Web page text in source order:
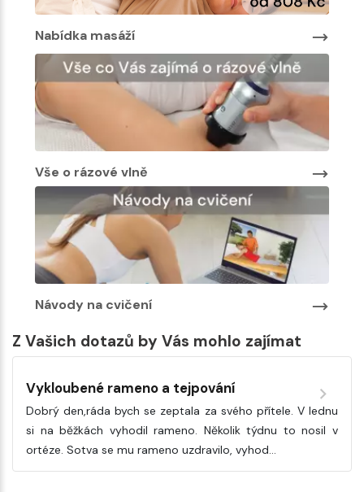
Nabídka masáží
Vše o rázové vlně
Návody na cvičení
Z Vašich dotazů by Vás mohlo zajímat
Vykloubené rameno a tejpování
Dobrý den,ráda bych se zeptala za svého přítele. V lednu
si na běžkách vyhodil rameno. Několik týdnu to nosil v
ortéze. Sotva se mu rameno uzdravilo, vyhod…